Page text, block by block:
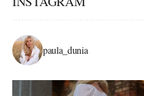
paula_dunia